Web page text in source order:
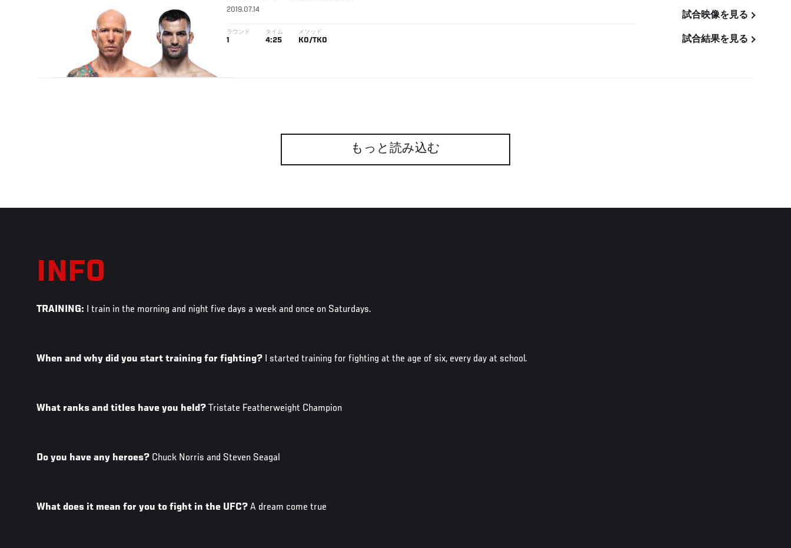
2019.07.14
ラウンド
1
タイム
4:25
メソッド
KO/TKO
試合映像を見る
試合結果を見る
もっと読み込む
INFO
TRAINING: I train in the morning and night five days a week and once on Saturdays.
When and why did you start training for fighting? I started training for fighting at the age of six, every day at school.
What ranks and titles have you held? Tristate Featherweight Champion
Do you have any heroes? Chuck Norris and Steven Seagal
What does it mean for you to fight in the UFC? A dream come true